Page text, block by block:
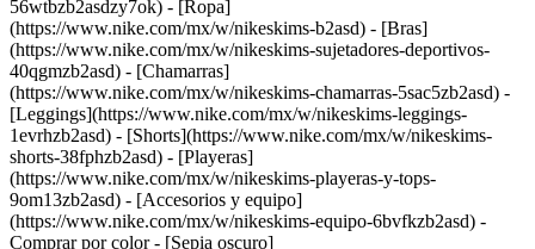
56wtbzb2asdzy7ok) - [Ropa]
(https://www.nike.com/mx/w/nikeskims-b2asd) - [Bras]
(https://www.nike.com/mx/w/nikeskims-sujetadores-deportivos-
40qgmzb2asd) - [Chamarras]
(https://www.nike.com/mx/w/nikeskims-chamarras-5sac5zb2asd) -
[Leggings](https://www.nike.com/mx/w/nikeskims-leggings-
1evrhzb2asd) - [Shorts](https://www.nike.com/mx/w/nikeskims-
shorts-38fphzb2asd) - [Playeras]
(https://www.nike.com/mx/w/nikeskims-playeras-y-tops-
9om13zb2asd) - [Accesorios y equipo]
(https://www.nike.com/mx/w/nikeskims-equipo-6bvfkzb2asd) -
Comprar por color - [Sepia oscuro]